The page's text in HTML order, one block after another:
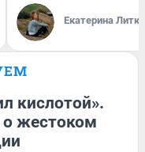
Екатерина
кислотой».
о жестоком